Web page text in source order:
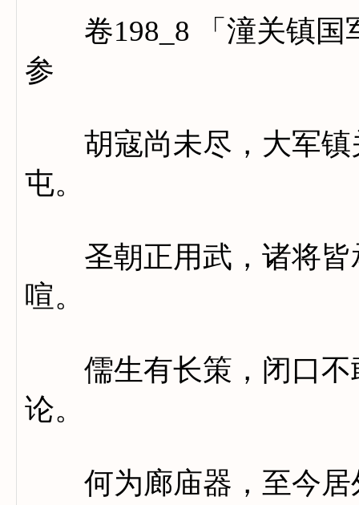
卷198_8 「潼关镇国
参
胡寇尚未尽，大军镇
屯。
圣朝正用武，诸将皆
喧。
儒生有长策，闭口不
论。
何为廊庙器，至今居